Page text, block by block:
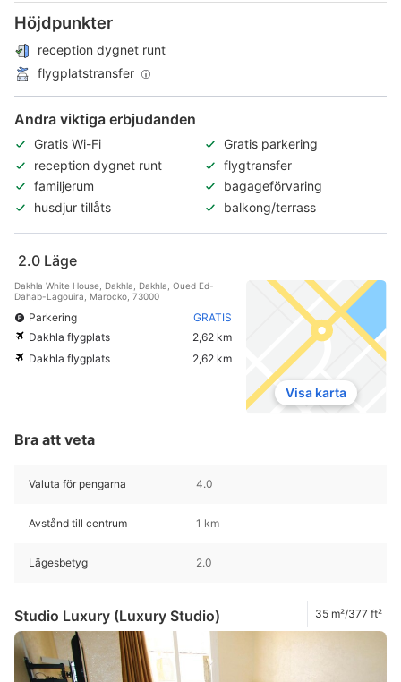
Höjdpunkter
reception dygnet runt
flygplatstransfer
Andra viktiga erbjudanden
Gratis Wi-Fi
Gratis parkering
reception dygnet runt
flygtransfer
familjerum
bagageförvaring
husdjur tillåts
balkong/terrass
2.0 Läge
Dakhla White House, Dakhla, Dakhla, Oued Ed-
Dahab-Lagouira, Marocko, 73000
Parkering
GRATIS
Dakhla flygplats
2,62 km
Dakhla flygplats
2,62 km
Visa karta
Bra att veta
Valuta för pengarna 4.0
Avstånd till centrum 1 km
Lägesbetyg 2.0
Studio Luxury (Luxury Studio) 35 m²/377 ft²